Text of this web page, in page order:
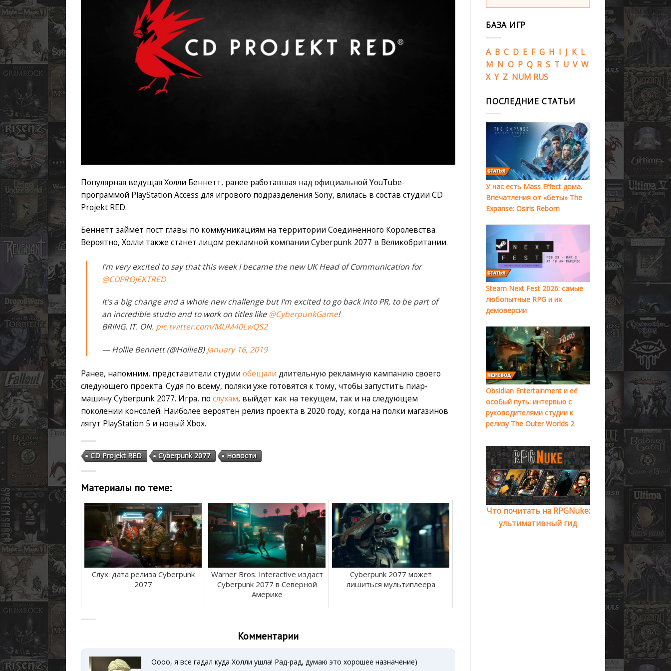
Популярная ведущая Холли Беннетт, ранее работавшая над официальной YouTube-
программой PlayStation Access для игрового подразделения Sony, влилась в состав студии CD
Projekt RED.
Беннетт займёт пост главы по коммуникациям на территории Соединённого Королевства.
Вероятно, Холли также станет лицом рекламной компании Cyberpunk 2077 в Великобритании.
I'm very excited to say that this week I became the new UK Head of Communication for
@CDPROJEKTRED
It's a big change and a whole new challenge but I'm excited to go back into PR, to be part of
an incredible studio and to work on titles like@CyberpunkGame!
BRING. IT. ON. pic.twitter.com/MUM40LwQS2
— Hollie Bennett (@HollieB)January 16, 2019
Ранее, напомним, представители студии обещали длительную рекламную кампанию своего
следующего проекта. Судя по всему, поляки уже готовятся к тому, чтобы запустить пиар-
машину Cyberpunk 2077. Игра, по слухам, выйдет как на текущем, так и на следующем
поколении консолей. Наиболее вероятен релиз проекта в 2020 году, когда на полки магазинов
лягут PlayStation 5 и новый Xbox.
CD Projekt RED Cyberpunk 2077 Новости
Материалы по теме:
Слух: дата релиза Cyberpunk
2077
Warner Bros. Interactive издаст
Cyberpunk 2077 в Северной
Америке
Cyberpunk 2077 может
лишиться мультиплеера
Комментарии
Оооо, я все гадал куда Холли ушла! Рад-рад, думаю это хорошее назначение)
БАЗА ИГР
A B C D E F G H I J K L
M N O P Q R S T U V W
X Y Z NUM RUS
ПОСЛЕДНИЕ СТАТЬИ
У нас есть Mass Effect дома.
Впечатления от «беты» The
Expanse: Osiris Reborn
Steam Next Fest 2026: самые
любопытные RPG и их
демоверсии
Obsidian Entertainment и её
особый путь: интервью с
руководителями студии к
релизу The Outer Worlds 2
Что почитать на RPGNuke:
ультимативный гид